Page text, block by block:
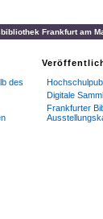
Frankfurt am
des
Digitale
Frankfurter